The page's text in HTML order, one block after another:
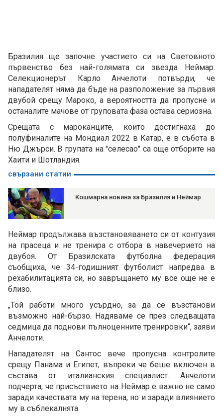
Бразилия ще започне участието си на Световното
първенство без най-голямата си звезда Неймар.
Селекционерът Карло Анчелоти потвърди, че
нападателят няма да бъде на разположение за първия
двубой срещу Мароко, а вероятността да пропусне и
останалите мачове от груповата фаза остава сериозна.
Срещата с мароканците, които достигнаха до
полуфиналите на Мондиал 2022 в Катар, е в събота в
Ню Джърси. В групата на "селесао" са още отборите на
Хаити и Шотландия.
свързани статии
Кошмарна новина за Бразилия и Неймар
Неймар продължава възстановяването си от контузия
на прасеца и не тренира с отбора в навечерието на
двубоя. От Бразилската футболна федерация
съобщиха, че 34-годишният футболист напредва в
рехабилитацията си, но завръщането му все още не е
близо.
„Той работи много усърдно, за да се възстанови
възможно най-бързо. Надяваме се през следващата
седмица да поднови пълноценните тренировки“, заяви
Анчелоти.
Нападателят на Сантос вече пропусна контролите
срещу Панама и Египет, въпреки че беше включен в
състава от италианския специалист. Анчелоти
подчерта, че присъствието на Неймар е важно не само
заради качествата му на терена, но и заради влиянието
му в съблекалнята.